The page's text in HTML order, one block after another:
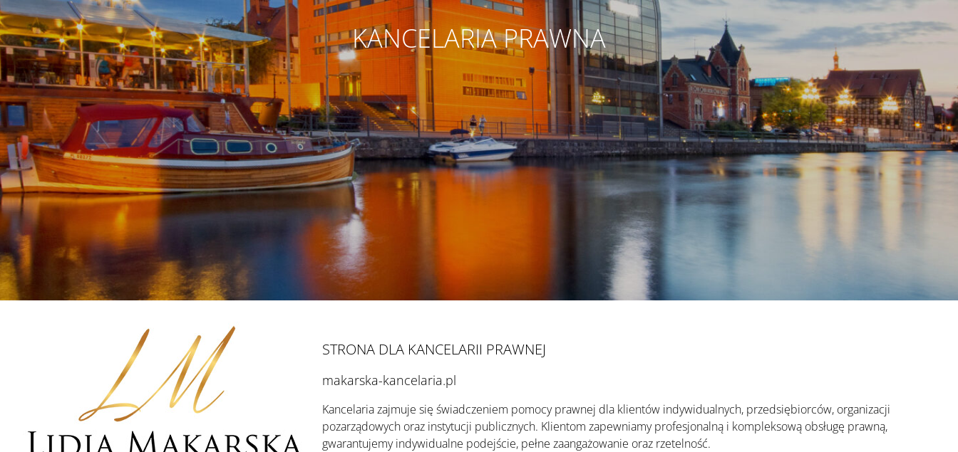
KANCELARIA PRAWNA
STRONA DLA KANCELARII PRAWNEJ
makarska-kancelaria.pl
Kancelaria zajmuje się świadczeniem pomocy prawnej dla klientów indywidualnych, przedsiębiorców, organizacji
pozarządowych oraz instytucji publicznych. Klientom zapewniamy profesjonalną i kompleksową obsługę prawną,
gwarantujemy indywidualne podejście, pełne zaangażowanie oraz rzetelność.